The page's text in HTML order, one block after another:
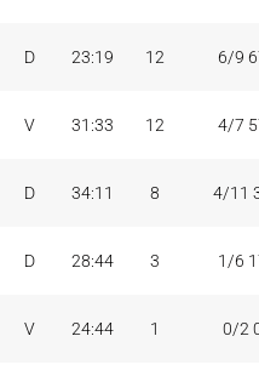
D 23:19 12 6/9
V 31:33 12 4/7
D 34:11 8 4/11
D 28:44 3 1/6
V 24:44 1 0/2